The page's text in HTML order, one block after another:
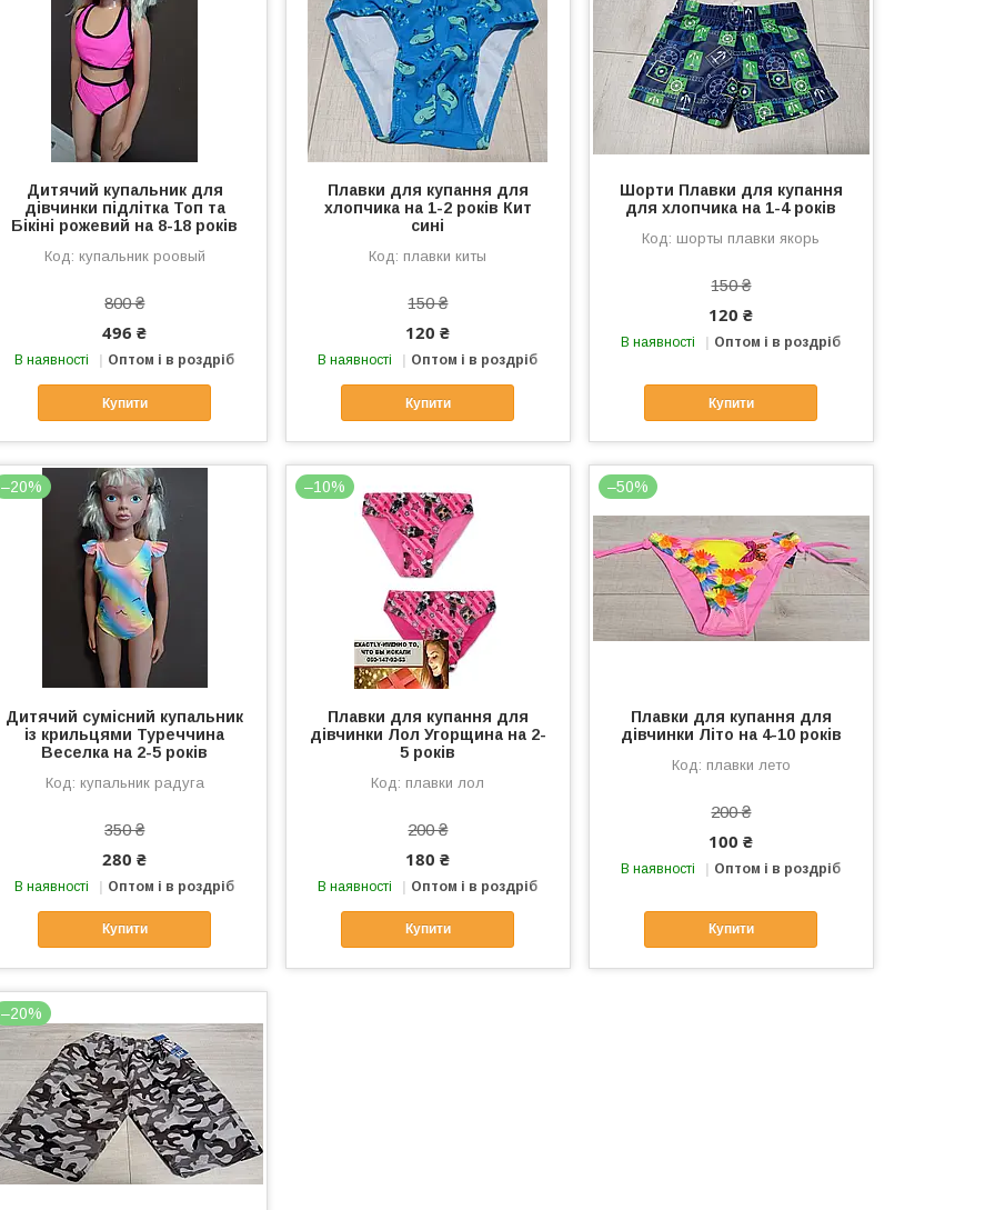
Дитячий купальник для
дівчинки підлітка Топ та
Бікіні рожевий на 8-18 років
купальник роовый
800 ₴
496 ₴
В наявності Оптом і в роздріб
Купити
Плавки для купання для
хлопчика на 1-2 років Кит
сині
плавки киты
150 ₴
120 ₴
В наявності Оптом і в роздріб
Купити
Шорти Плавки для купання
для хлопчика на 1-4 років
шорты плавки якорь
150 ₴
120 ₴
В наявності Оптом і в роздріб
Купити
–20%
Дитячий сумісний купальник
із крильцями Туреччина
Веселка на 2-5 років
купальник радуга
350 ₴
280 ₴
В наявності Оптом і в роздріб
Купити
–10%
Плавки для купання для
дівчинки Лол Угорщина на 2-
5 років
плавки лол
200 ₴
180 ₴
В наявності Оптом і в роздріб
Купити
–50%
Плавки для купання для
дівчинки Літо на 4-10 років
плавки лето
200 ₴
100 ₴
В наявності Оптом і в роздріб
Купити
–20%